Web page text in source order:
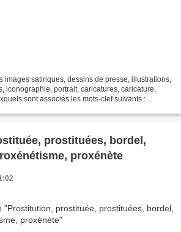
images satiriques, dessins de presse, illustrations,
iconographie, portrait, caricatures, caricature,
sont associés les mots-clef suivants :
prostituées, bordel,
proxénète